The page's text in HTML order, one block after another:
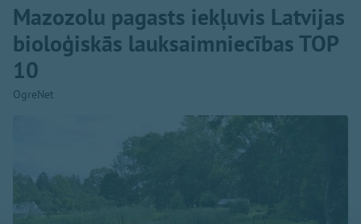
Mazozolu pagasts iekļuvis Latvijas
bioloģiskās lauksaimniecības TOP
10
OgreNet